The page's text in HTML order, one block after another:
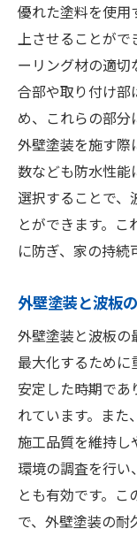
優れた塗料を使用
上させることがで
ーリング材の適切
合部や取り付け部
め、これらの部分
外壁塗装を施す際
数なども防水性能
選択することで、
とができます。
に防ぎ、家の持続
外壁塗装と波板
外壁塗装と波板の
最大化するために
安定した時期で
れています。また
施工品質を維持し
環境の調査を行い
とも有効です。
で、外壁塗装の